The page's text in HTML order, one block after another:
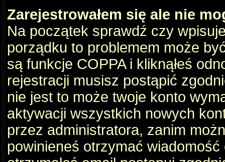
Zarejestrowałem się ale nie
Na początek sprawdź czy
porządku to problemem może
są funkcje COPPA i kliknąłeś
rejestracji musisz postąpić
nie jest to może twoje konto
aktywacji wszystkich nowych
przez administratora, zanim
powinieneś otrzymać